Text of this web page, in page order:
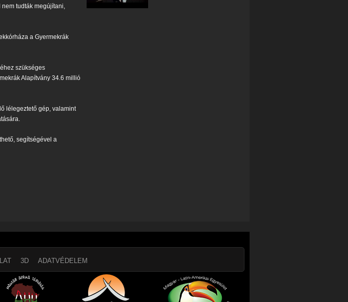
tudták megújítani,
a Gyermekrák
szükséges
Alapítvány 34.6 millió
lélegeztető gép, valamint
segítségével a
3D ADATVÉDELEM